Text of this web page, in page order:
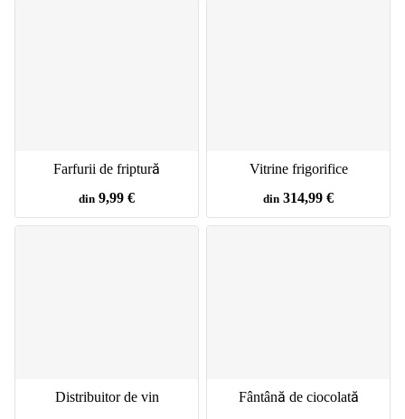
Farfurii de friptură
din 9,99 €
Vitrine frigorifice
din 314,99 €
Distribuitor de vin
Fântână de ciocolată